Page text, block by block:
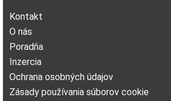
Kontakt
O nás
Poradňa
Inzercia
Ochrana osobných údajov
Zásady používania súborov cookie